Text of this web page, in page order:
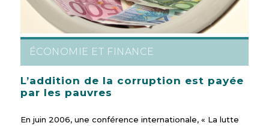
ÉCONOMIE ET FINANCE
L’addition de la corruption est payée
par les pauvres
En juin 2006, une conférence internationale, « La lutte